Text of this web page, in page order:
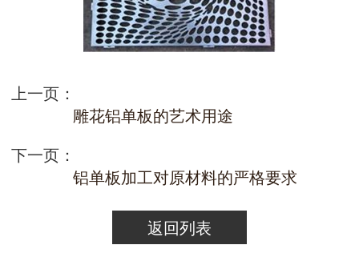
上一页：
雕花铝单板的艺术用途
下一页：
铝单板加工对原材料的严格要求
返回列表